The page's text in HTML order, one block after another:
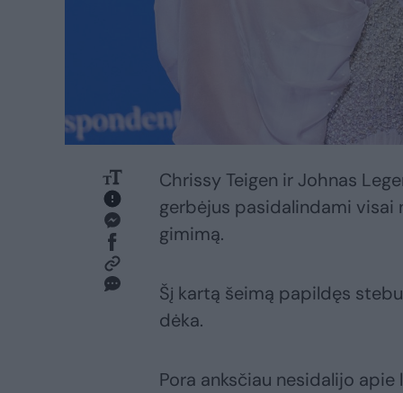
Chrissy Teigen ir Johnas
gerbėjus pasidalindami
gimimą.
Šį kartą šeimą papildęs
dėka.
Pora anksčiau nesidalijo